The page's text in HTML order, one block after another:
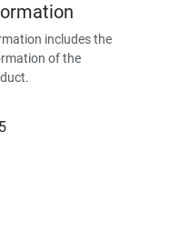
includes the
of the